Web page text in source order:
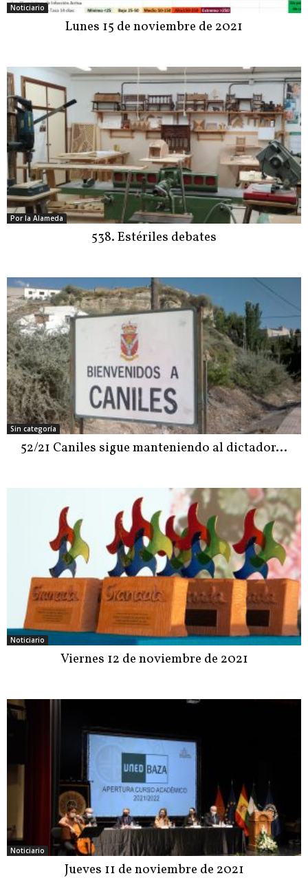
Noticiario
Lunes 15 de noviembre de 2021
Por la Alameda
538. Estériles debates
Sin categoría
52/21 Caniles sigue manteniendo al dictador…
Noticiario
Viernes 12 de noviembre de 2021
Noticiario
Jueves 11 de noviembre de 2021